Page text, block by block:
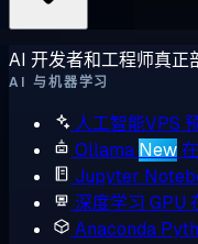
AI 开发者和工程师真正
AI 与机器学习
人工智能VPS
Ollama New
Jupyter
深度学习 GPU
Anaconda